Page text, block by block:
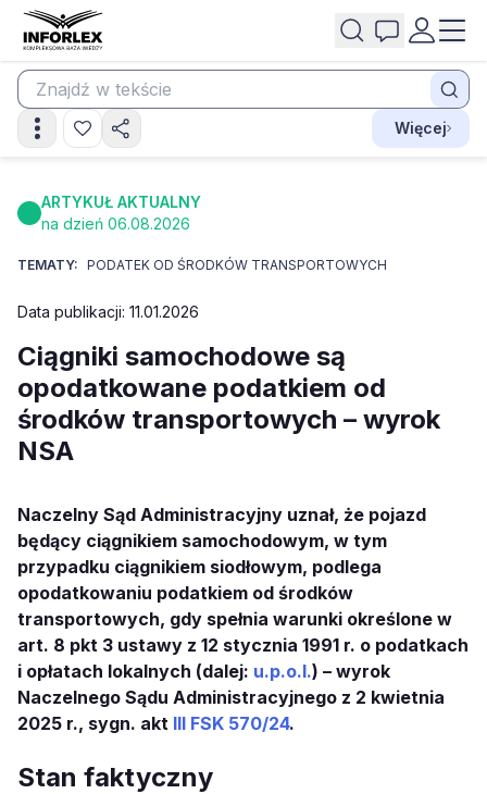
Więcej
ARTYKUŁ AKTUALNY
na dzień 06.08.2026
TEMATY: PODATEK OD ŚRODKÓW TRANSPORTOWYCH
Data publikacji: 11.01.2026
Ciągniki samochodowe są
opodatkowane podatkiem od
środków transportowych – wyrok
NSA
Naczelny Sąd Administracyjny uznał, że pojazd
będący ciągnikiem samochodowym, w tym
przypadku ciągnikiem siodłowym, podlega
opodatkowaniu podatkiem od środków
transportowych, gdy spełnia warunki określone w
art. 8 pkt 3 ustawy z 12 stycznia 1991 r. o podatkach
i opłatach lokalnych (dalej: u.p.o.l.) – wyrok
Naczelnego Sądu Administracyjnego z 2 kwietnia
2025 r., sygn. akt III FSK 570/24.
Stan faktyczny